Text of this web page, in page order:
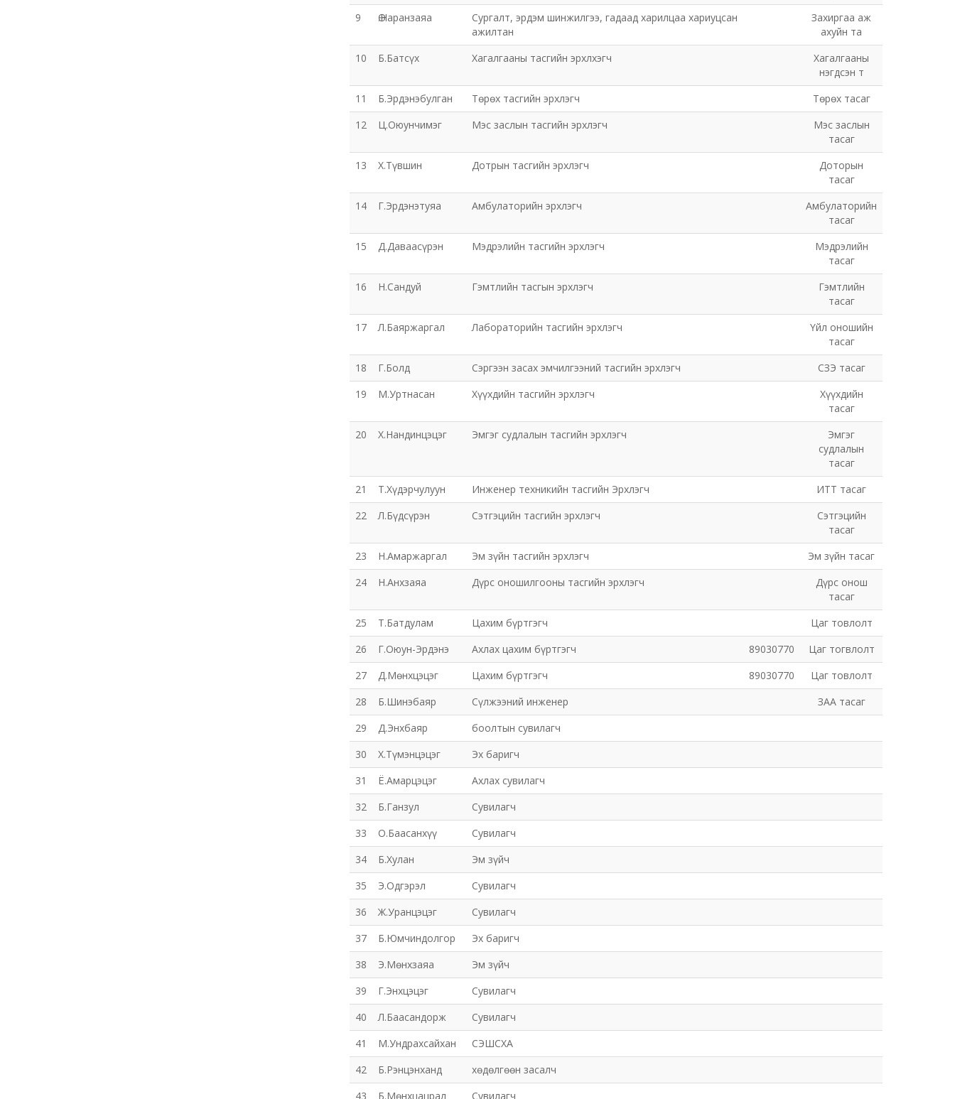
9
Ө.Наранзаяа
Сургалт, эрдэм шинжилгээ, гадаад харилцаа хариуцсан
ажилтан
Захиргаа аж
ахуйн та
10
Б.Батсүх Хагалгааны тасгийн эрхлхэгч
Хагалгааны
нэгдсэн т
11
Б.Эрдэнэбулган Төрөх тасгийн эрхлэгч
Төрөх тасаг
12
Ц.Оюунчимэг Мэс заслын тасгийн эрхлэгч
Мэс заслын
тасаг
13
Х.Түвшин Дотрын тасгийн эрхлэгч
Доторын
тасаг
14
Г.Эрдэнэтуяа Амбулаторийн эрхлэгч
Амбулаторийн
тасаг
15
Д.Даваасүрэн Мэдрэлийн тасгийн эрхлэгч
Мэдрэлийн
тасаг
16
Н.Сандуй Гэмтлийн тасгын эрхлэгч
Гэмтлийн
тасаг
17
Л.Баяржаргал Лабораторийн тасгийн эрхлэгч
Үйл оношийн
тасаг
18
Г.Болд Сэргээн засах эмчилгээний тасгийн эрхлэгч
СЗЭ тасаг
19
М.Уртнасан Хүүхдийн тасгийн эрхлэгч
Хүүхдийн
тасаг
20
Х.Нандинцэцэг Эмгэг судлалын тасгийн эрхлэгч
Эмгэг
судлалын
тасаг
21
Т.Хүдэрчулуун Инженер техникийн тасгийн Эрхлэгч
ИТТ тасаг
22
Л.Бүдсүрэн Сэтгэцийн тасгийн эрхлэгч
Сэтгэцийн
тасаг
23
Н.Амаржаргал Эм зүйн тасгийн эрхлэгч
Эм зүйн тасаг
24
Н.Анхзаяа Дүрс оношилгооны тасгийн эрхлэгч
Дүрс онош
тасаг
25
Т.Батдулам Цахим бүртгэгч
Цаг товлолт
26
Г.Оюун-Эрдэнэ Ахлах цахим бүртгэгч 89030770
Цаг тогвлолт
27
Д.Мөнхцэцэг Цахим бүртгэгч 89030770
Цаг товлолт
28
Б.Шинэбаяр Сүлжээний инженер
ЗАА тасаг
29
Д.Энхбаяр
боолтын сувилагч
30
Х.Түмэнцэцэг
Эх баригч
31
Ё.Амарцэцэг
Ахлах сувилагч
32
Б.Ганзул
Сувилагч
33
О.Баасанхүү
Сувилагч
34
Б.Хулан
Эм зүйч
35
Э.Одгэрэл
Сувилагч
36
Ж.Уранцэцэг
Сувилагч
37
Б.Юмчиндолгор
Эх баригч
38
Э.Мөнхзаяа
Эм зүйч
39
Г.Энхцэцэг
Сувилагч
40
Л.Баасандорж
Сувилагч
41
М.Ундрахсайхан
СЭШСХА
42
Б.Рэнцэнханд
хөдөлгөөн засалч
43
Б.Мөнхцацрал Сувилагч